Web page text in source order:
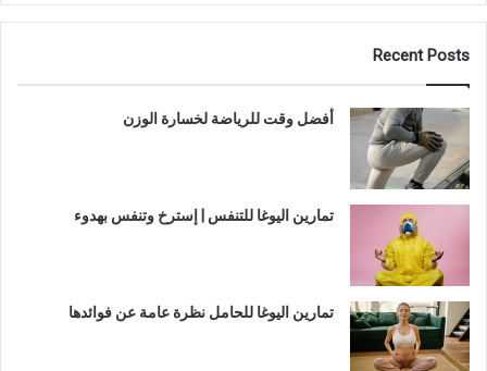
Recent Posts
أفضل وقت للرياضة لخسارة الوزن
تمارين اليوغا للتنفس | إسترخ وتنفس بهدوء
تمارين اليوغا للحامل نظرة عامة عن فوائدها